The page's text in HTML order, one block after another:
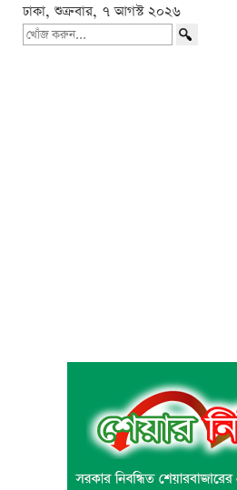
ঢাকা, শুক্রবার, ৭ আগস্ট ২০২৬